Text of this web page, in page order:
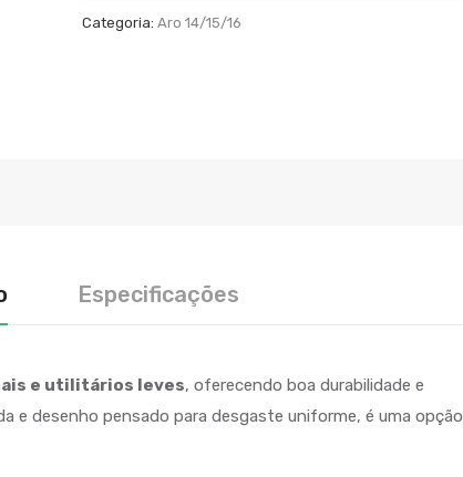
Categoria: Aro 14/15/16
Especificações
e utilitários leves, oferecendo boa durabilidade e
e desenho pensado para desgaste uniforme, é uma opção